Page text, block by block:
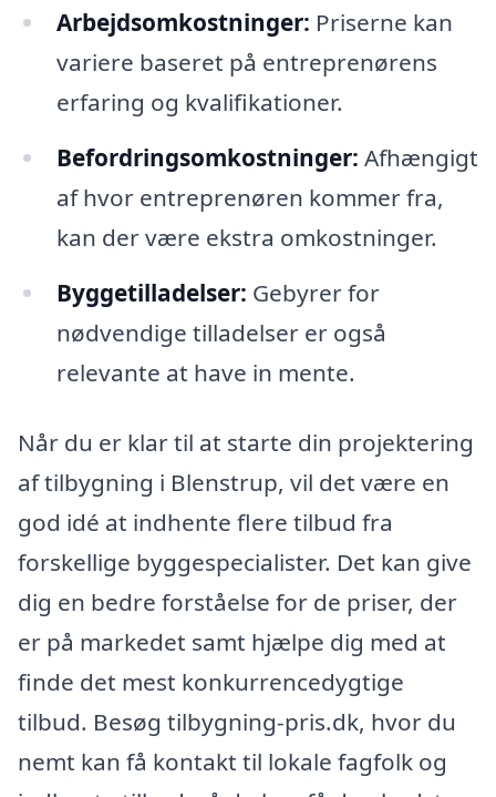
Arbejdsomkostninger: Priserne kan
variere baseret på entreprenørens
erfaring og kvalifikationer.
Befordringsomkostninger: Afhængigt
af hvor entreprenøren kommer fra,
kan der være ekstra omkostninger.
Byggetilladelser: Gebyrer for
nødvendige tilladelser er også
relevante at have in mente.
Når du er klar til at starte din projektering
af tilbygning i Blenstrup, vil det være en
god idé at indhente flere tilbud fra
forskellige byggespecialister. Det kan give
dig en bedre forståelse for de priser, der
er på markedet samt hjælpe dig med at
finde det mest konkurrencedygtige
tilbud. Besøg tilbygning-pris.dk, hvor du
nemt kan få kontakt til lokale fagfolk og